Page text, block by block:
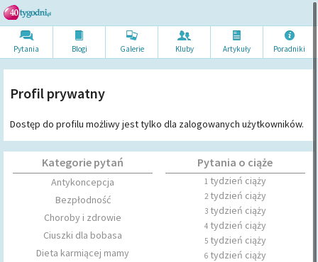
Pytania Blogi Galerie Kluby Artykuły Poradniki
Profil prywatny
Dostęp do profilu możliwy jest tylko dla zalogowanych użytkowników.
Kategorie pytań
Antykoncepcja
Bezpłodność
Choroby i zdrowie
Ciuszki dla bobasa
Dieta karmiącej mamy
Pytania o ciąże
1tydzień ciąży
2tydzień ciąży
3tydzień ciąży
4tydzień ciąży
5tydzień ciąży
6tydzień ciąży